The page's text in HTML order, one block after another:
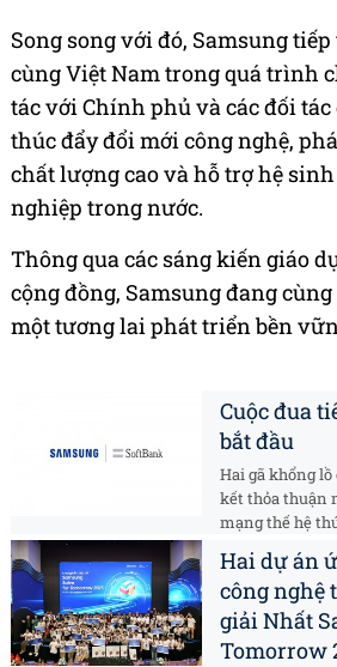
Song song với đó, Samsung
cùng Việt Nam trong quá trình
tác với Chính phủ và các đối
thúc đẩy đổi mới công nghệ,
chất lượng cao và hỗ trợ hệ
nghiệp trong nước.
Thông qua các sáng kiến giáo
cộng đồng, Samsung đang
một tương lai phát triển bền
Cuộc đua
bắt đầu
Hai gã khổng
kết thỏa thuận
mạng thế hệ
Hai dự án
công nghệ
giải Nhất
Tomorrow